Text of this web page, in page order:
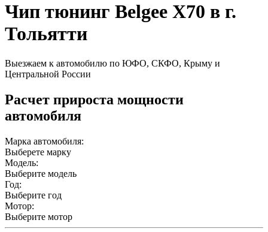
Чип тюнинг Belgee X70 в г.
Тольятти
Выезжаем к автомобилю по ЮФО, СКФО, Крыму и
Центральной России
Расчет прироста мощности
автомобиля
Марка автомобиля:
Выберете марку
Модель:
Выберите модель
Год:
Выберите год
Мотор:
Выберите мотор